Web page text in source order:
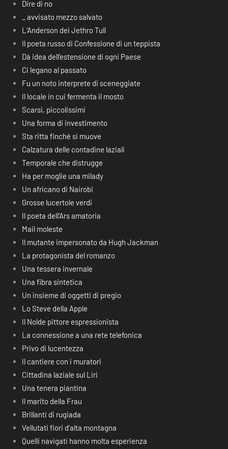
Dire di no
_ avvisato mezzo salvato
L’Anderson dei Jethro Tull
Il poeta russo di Confessione di un teppista
Dà idea dell’estensione di ogni Paese
Ci legano al passato
Fu un noto interprete di sceneggiate
Il locale in cui fermenta il mosto
Scarsi, piccolissimi
Una forma di investimento
Sta ritta finchè si muove
Calzatura delle contadine laziali
Temporale che distrugge
Ha per moglie una milady
Un africano di Nairobi
Grosse lucertole verdi
Il poeta dell’Ars amatoria
Mail moleste
Il mutante impersonato da Hugh Jackman
La protagonista del romanzo
Una tessera invernale
Una fibra sintetica
Un insieme di oggetti di pregio
Lo Steve della Apple
Il Nolde pittore espressionista
La connessione a una rete telefonica
Privo di lucentezza
Il cantiere con i muratori
Cittadina laziale sul Liri
Una tenera piantina
Il marito della Frau
Brillanti di rugiada
Vellutati fiori d’alta montagna
Quelli navigati hanno molta esperienza